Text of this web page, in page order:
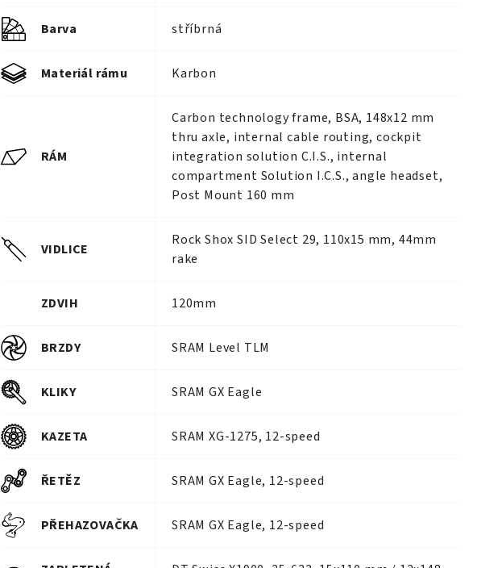
Barva stříbrná
Materiál rámu Karbon
RÁM
Carbon technology frame, BSA, 148x12 mm
thru axle, internal cable routing, cockpit
integration solution C.I.S., internal
compartment Solution I.C.S., angle headset,
Post Mount 160 mm
VIDLICE
Rock Shox SID Select 29, 110x15 mm, 44mm
rake
ZDVIH 120mm
BRZDY SRAM Level TLM
KLIKY SRAM GX Eagle
KAZETA SRAM XG-1275, 12-speed
ŘETĚZ SRAM GX Eagle, 12-speed
PŘEHAZOVAČKA SRAM GX Eagle, 12-speed